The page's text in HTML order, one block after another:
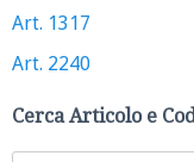
Art. 1317
Art. 2240
Cerca Articolo e